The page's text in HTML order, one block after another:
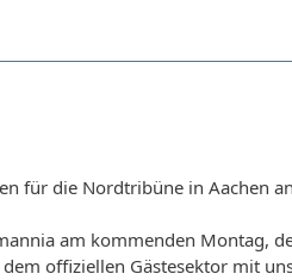
für die Nordtribüne in Aachen
am kommenden Montag,
offiziellen Gästesektor mit